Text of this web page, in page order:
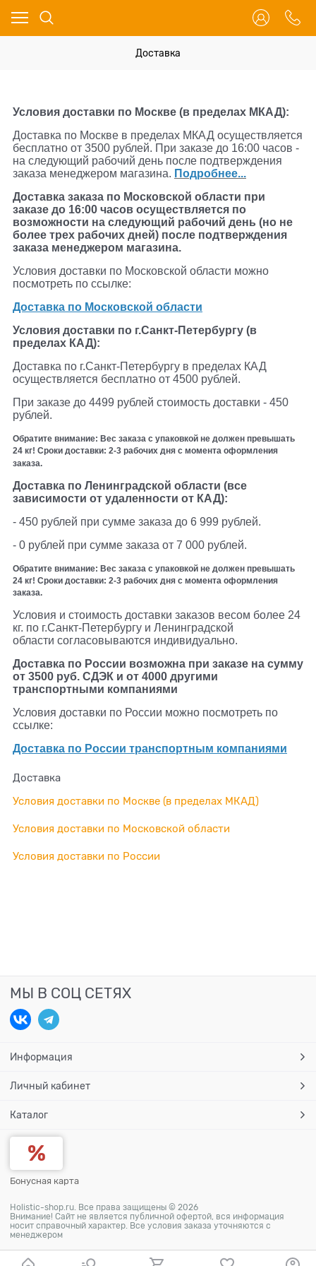
Доставка
Условия доставки по Москве (в пределах МКАД):
Доставка по Москве в пределах МКАД осуществляется
бесплатно от 3500 рублей. При заказе до 16:00 часов -
на следующий рабочий день после подтверждения
заказа менеджером магазина. Подробнее...
Доставка заказа по Московской области при
заказе до 16:00 часов осуществляется по
возможности на следующий рабочий день (но не
более трех рабочих дней) после подтверждения
заказа менеджером магазина.
Условия доставки по Московской области можно
посмотреть по ссылке:
Доставка по Московской области
Условия доставки по г.Санкт-Петербургу (в
пределах КАД):
Доставка по г.Санкт-Петербургу в пределах КАД
осуществляется бесплатно от 4500 рублей.
При заказе до 4499 рублей стоимость доставки - 450
рублей.
Обратите внимание: Вес заказа с упаковкой не должен превышать
24 кг! Сроки доставки: 2-3 рабочих дня с момента оформления
заказа.
Доставка по Ленинградской области (все
зависимости от удаленности от КАД):
- 450 рублей при сумме заказа до 6 999 рублей.
- 0 рублей при сумме заказа от 7 000 рублей.
Обратите внимание: Вес заказа с упаковкой не должен превышать
24 кг! Сроки доставки: 2-3 рабочих дня с момента оформления
заказа.
Условия и стоимость доставки заказов весом более 24
кг. по г.Санкт-Петербургу и Ленинградской
области согласовываются индивидуально.
Доставка по России возможна при заказе на сумму
от 3500 руб. СДЭК и от 4000 другими
транспортными компаниями
Условия доставки по России можно посмотреть по
ссылке:
Доставка по России транспортным компаниями
Доставка
Условия доставки по Москве (в пределах МКАД)
Условия доставки по Московской области
Условия доставки по России
МЫ В СОЦ СЕТЯХ
Информация
Личный кабинет
Каталог
Бонусная карта
Holistic-shop.ru. Все права защищены © 2026
Внимание! Сайт не является публичной офертой, вся информация
носит справочный характер. Все условия заказа уточняются с
менеджером